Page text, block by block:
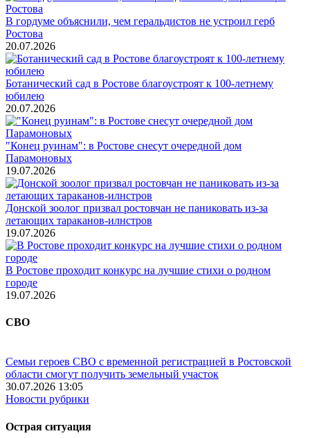
В гордуме объяснили, чем геральдистов не устроил герб
Ростова
20.07.2026
Ботанический сад в Ростове благоустроят к 100-летнему
юбилею
20.07.2026
"Конец руинам": в Ростове снесут очередной дом
Парамоновых
19.07.2026
Донской зоолог призвал ростовчан не паниковать из-за
летающих тараканов-илнстров
19.07.2026
В Ростове проходит конкурс на лучшие стихи о родном
городе
19.07.2026
СВО
Семьи героев СВО с временной регистрацией в Ростовской
области смогут получить земельный участок
30.07.2026 13:05
Новости рубрики
Острая ситуация